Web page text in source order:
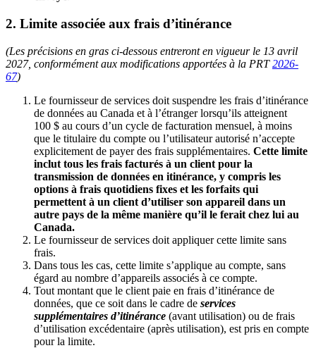
2. Limite associée aux frais d’itinérance
(Les précisions en gras ci-dessous entreront en vigueur le 13 avril
2027, conformément aux modifications apportées à la PRT2026-
67)
Le fournisseur de services doit suspendre les frais d’itinérance
de données au Canada et à l’étranger lorsqu’ils atteignent
100 $ au cours d’un cycle de facturation mensuel, à moins
que le titulaire du compte ou l’utilisateur autorisé n’accepte
explicitement de payer des frais supplémentaires. Cette limite
inclut tous les frais facturés à un client pour la
transmission de données en itinérance, y compris les
options à frais quotidiens fixes et les forfaits qui
permettent à un client d’utiliser son appareil dans un
autre pays de la même manière qu’il le ferait chez lui au
Canada.
Le fournisseur de services doit appliquer cette limite sans
frais.
Dans tous les cas, cette limite s’applique au compte, sans
égard au nombre d’appareils associés à ce compte.
Tout montant que le client paie en frais d’itinérance de
données, que ce soit dans le cadre de services
supplémentaires d’itinérance (avant utilisation) ou de frais
d’utilisation excédentaire (après utilisation), est pris en compte
pour la limite.